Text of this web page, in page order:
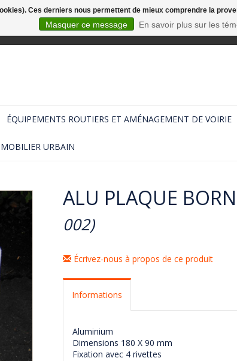
ÉQUIPEMENTS ROUTIERS ET AMÉNAGEMENT DE VOIRIE
MOBILIER URBAIN
ALU PLAQUE
002)
Écrivez-nous à propos de ce produit
Informations
Aluminium
Dimensions 180 X 90 mm
Fixation avec 4 rivettes
Ces derniers nous permettent de mieux comprendre la
Masquer ce message En savoir plus sur les